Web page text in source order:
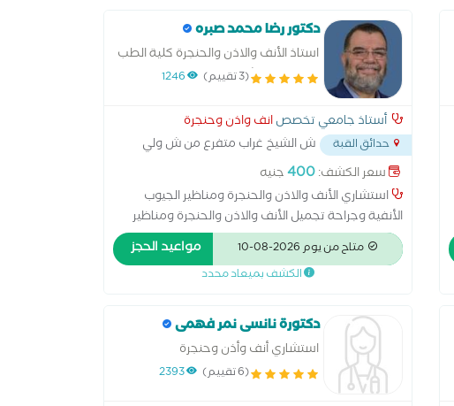
دكتور رضا محمد صبره
استاذ الأنف والاذن والحنجرة كلية الطب
جامعة عين شمس
(3 تقييم) 1246
أستاذ جامعي تخصصانف واذن وحنجرة
حدائق القبة
ش الشيخ غراب متفرع من ش ولي
العهد حدائق القبه...سعر الكشف:400جنيه
استشاري الأنف والاذن والحنجرة ومناظير الجيوب
الأنفية وجراحة تجميل الأنف والاذن والحنجرة ومناظير
الحنجرة وجراحة أورام الرأس و الرقبة
متاح من يوم 2026-08-10 مواعيد الحجز
الكشف بميعاد محدد
دكتورة نانسى نمر فهمى
استشاري أنف وأذن وحنجرة
(6 تقييم) 2393